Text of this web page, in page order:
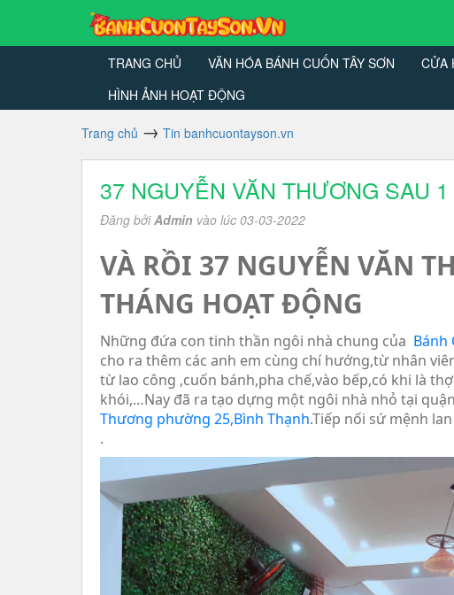
TRANG CHỦ VĂN HÓA BÁNH CUỐN TÂY SƠN CỬA
HÌNH ẢNH HOẠT ĐỘNG
Trang chủ Tin banhcuontayson.vn
37 NGUYỄN VĂN THƯƠNG SAU
Đăng bởiAdmin vào lúc 03-03-2022
VÀ RỒI 37 NGUYỄN VĂN
THÁNG HOẠT ĐỘNG
Những đứa con tinh thần ngôi nhà chung của Bánh
cho ra thêm các anh em cùng chí hướng,từ nhân
từ lao công ,cuốn bánh,pha chế,vào bếp,có khi là
khói,…Nay đã ra tạo dựng một ngôi nhà nhỏ tại
Thương phường 25,Bình Thạnh.Tiếp nối sứ mệnh
.